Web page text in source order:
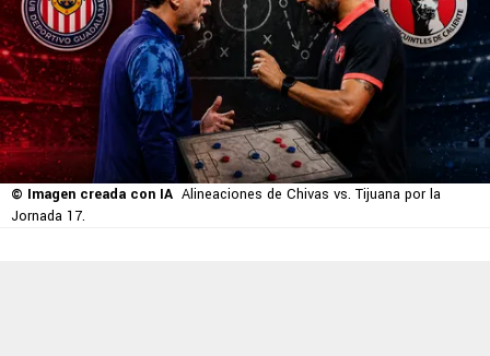
© Imagen creada con IA Alineaciones de Chivas vs. Tijuana por la
Jornada 17.